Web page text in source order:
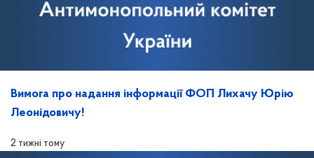
Вимога про надання інформації ФОП Лихачу Юрію
Леонідовичу!
2 тижні тому